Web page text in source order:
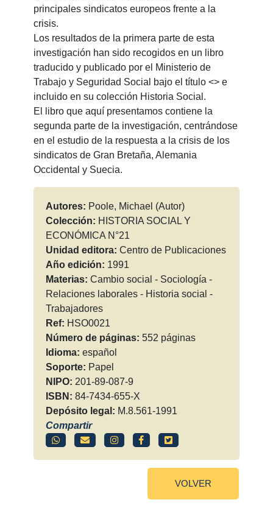
principales sindicatos europeos frente a la
crisis.
Los resultados de la primera parte de esta
investigación han sido recogidos en un libro
traducido y publicado por el Ministerio de
Trabajo y Seguridad Social bajo el título <> e
incluido en su colección Historia Social.
El libro que aquí presentamos contiene la
segunda parte de la investigación, centrándose
en el estudio de la respuesta a la crisis de los
sindicatos de Gran Bretaña, Alemania
Occidental y Suecia.
Autores: Poole, Michael (Autor)
Colección: HISTORIA SOCIAL Y
ECONÓMICA N°21
Unidad editora: Centro de Publicaciones
Año edición: 1991
Materias: Cambio social - Sociología -
Relaciones laborales - Historia social -
Trabajadores
Ref: HSO0021
Número de páginas: 552 páginas
Idioma: español
Soporte: Papel
NIPO: 201-89-087-9
ISBN: 84-7434-655-X
Depósito legal: M.8.561-1991
Compartir
VOLVER